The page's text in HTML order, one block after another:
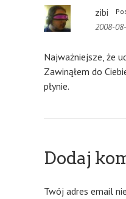
zibi
2008-
Najważniejsze, że
Zawinąłem do
płynie.
Dodaj
Twój adres email